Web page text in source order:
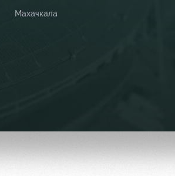
Махачкала